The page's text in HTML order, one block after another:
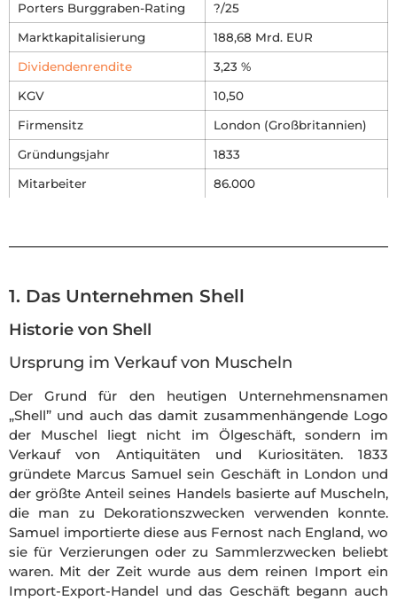
Porters Burggraben-Rating ?/25
Marktkapitalisierung 188,68 Mrd. EUR
Dividendenrendite 3,23 %
KGV 10,50
Firmensitz London (Großbritannien)
Gründungsjahr 1833
Mitarbeiter 86.000
1. Das Unternehmen Shell
Historie von Shell
Ursprung im Verkauf von Muscheln
Der Grund für den heutigen Unternehmensnamen
„Shell” und auch das damit zusammenhängende Logo
der Muschel liegt nicht im Ölgeschäft, sondern im
Verkauf von Antiquitäten und Kuriositäten. 1833
gründete Marcus Samuel sein Geschäft in London und
der größte Anteil seines Handels basierte auf Muscheln,
die man zu Dekorationszwecken verwenden konnte.
Samuel importierte diese aus Fernost nach England, wo
sie für Verzierungen oder zu Sammlerzwecken beliebt
waren. Mit der Zeit wurde aus dem reinen Import ein
Import-Export-Handel und das Geschäft begann auch